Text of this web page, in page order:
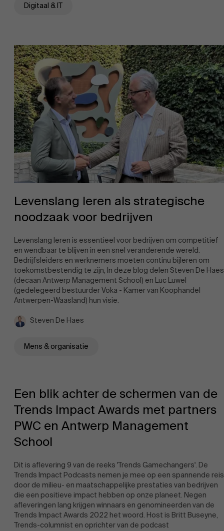
Evenementen
Nieuws
Werken bij AMS
Digitaal & IT
Levenslang leren als strategische
noodzaak voor bedrijven
Levenslang leren is essentieel voor bedrijven om competitief
en wendbaar te blijven in een snel veranderende wereld.
Bedrijfsleiders en werknemers moeten continu bijleren om
toekomstbestendig te zijn, In deze blog delen Steven De Haes
(decaan Antwerp Management School) en Luc Luwel
(gedelegeerd bestuurder Voka - Kamer van Koophandel
Antwerpen-Waasland) hun visie.
Steven De Haes
Mens & organisatie
Een blik achter de schermen van de
Trends Impact Awards met partners
PWC en Antwerp Management
School
Dit is aflevering 9 van de reeks 'Trends Gamechangers'. De
Trends Impact Podcasts nemen je mee op een spannende reis
door de milieu- en maatschappelijke prestaties van bedrijven
die een positieve impact hebben op onze planeet. Negen
afleveringen lang krijgen winnaars en genomineerden van de
Trends Impact Awards 2022 het woord. Host is Britt Buseyne,
Trends-columnist en oprichter van de podcast